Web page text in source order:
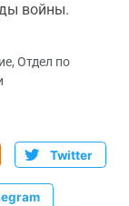
войны.
, Отдел по
Twitter